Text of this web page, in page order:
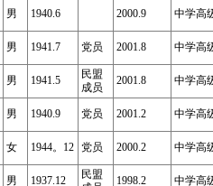
男 1940.6 2000.9 中学高
男 1941.7 党员 2001.8 中学高
男 1941.5
民盟
成员
2001.8 中学高
男 1940.9 党员 2001.2 中学高
女 1944。 12 党员 2000.2 中学高
男 1937.12
民盟
1998.2 中学高